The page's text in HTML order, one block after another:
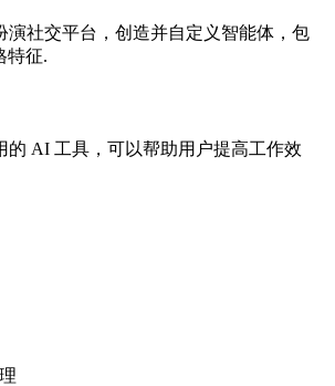
演社交平台，创造并自定义智能体，包
特征.
的 AI 工具，可以帮助用户提高工作效